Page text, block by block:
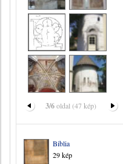
3/6oldal (47 kép)
Biblia
29 kép